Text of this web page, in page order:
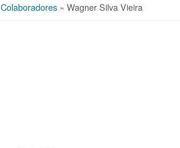
Colaboradores» Wagner Silva Vieira